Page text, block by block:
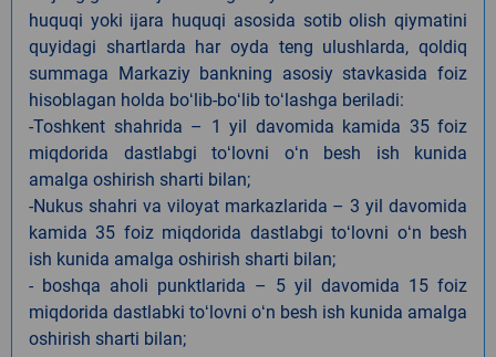
huquqi yoki ijara huquqi asosida sotib olish qiymatini
quyidagi shartlarda har oyda teng ulushlarda, qoldiq
summaga Markaziy bankning asosiy stavkasida foiz
hisoblagan holda boʻlib-boʻlib toʻlashga beriladi:
-Toshkent shahrida – 1 yil davomida kamida 35 foiz
miqdorida dastlabgi toʻlovni oʻn besh ish kunida
amalga oshirish sharti bilan;
-Nukus shahri va viloyat markazlarida – 3 yil davomida
kamida 35 foiz miqdorida dastlabgi toʻlovni oʻn besh
ish kunida amalga oshirish sharti bilan;
- boshqa aholi punktlarida – 5 yil davomida 15 foiz
miqdorida dastlabki toʻlovni oʻn besh ish kunida amalga
oshirish sharti bilan;